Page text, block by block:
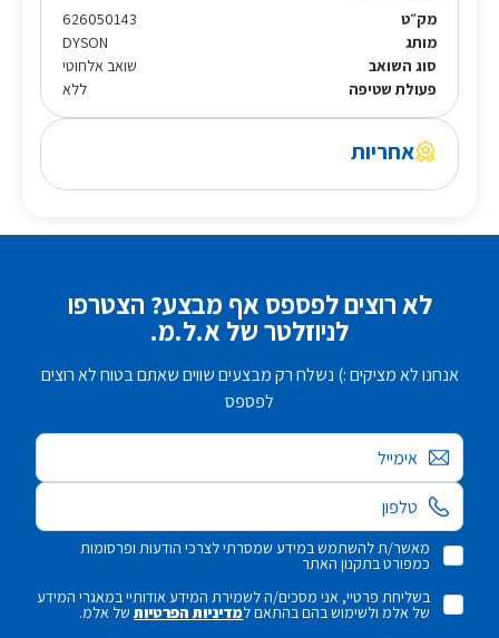
מק״ט
626050143
מותג
DYSON
סוג השואב
שואב אלחוטי
פעולת שטיפה
ללא
אחריות
לא רוצים לפספס אף מבצע? הצטרפו
לניוזלטר של א.ל.מ.
אנחנו לא מציקים :) נשלח רק מבצעים שווים שאתם בטוח לא רוצים
לפספס
אימייל
מאשר/ת להשתמש במידע שמסרתי לצרכי הודעות ופרסומות
כמפורט בתקנון האתר
בשליחת פרטיי, אני מסכים/ה לשמירת המידע אודותיי במאגרי המידע
של אלמ ולשימוש בהם בהתאם למדיניות הפרטיותשל אלמ.